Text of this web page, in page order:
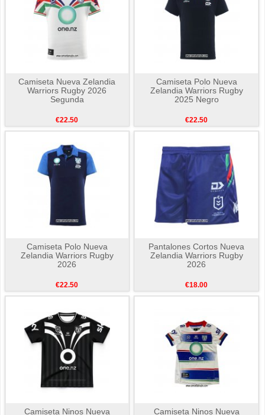
Camiseta Nueva Zelandia
Warriors Rugby 2026
Segunda
€22.50
Camiseta Polo Nueva
Zelandia Warriors Rugby
2025 Negro
€22.50
Camiseta Polo Nueva
Zelandia Warriors Rugby
2026
€22.50
Pantalones Cortos Nueva
Zelandia Warriors Rugby
2026
€18.00
Camiseta Ninos Nueva
Camiseta Ninos Nueva